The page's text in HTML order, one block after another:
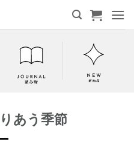
あう季節